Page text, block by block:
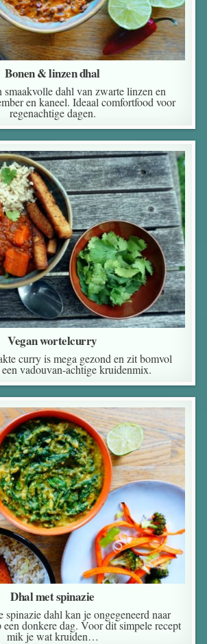
Bonen & linzen dhal
smaakvolle dahl van zwarte linzen en
en kaneel. Ideaal comfortfood voor
regenachtige dagen.
Vegan wortelcurry
curry is mega gezond en zit bomvol
vadouvan-achtige kruidenmix.
Dhal met spinazie
spinazie dahl kan je ongegeneerd naar
donkere dag. Voor dit simpele recept
mik je wat kruiden…